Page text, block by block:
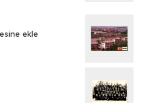
ekle